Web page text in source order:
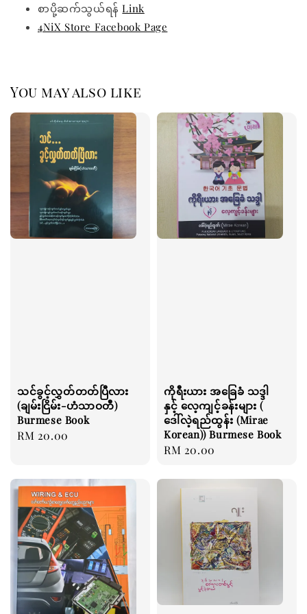
စာပို့ဆက်သွယ်ရန်Link
4NiX Store Facebook Page
You may also like
သင်ခွင့်လွှတ်တတ်ပြီလား
(ချမ်းငြိမ်း-ဟံသာဝတီ)
Burmese Book
Regular
RM 20.00
ကိုရီးယား အခြေခံ သဒ္ဒါ
နှင့် လေ့ကျင့်ခန်းများ (
ဒေါ်လဲ့ရည်ထွန်း (Mirae
Korean)) Burmese Book
Regular
RM 20.00